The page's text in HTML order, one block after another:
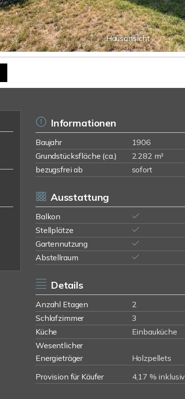
Hausansicht
Informationen
Baujahr 1906
Grundstücksfläche (ca.)
2.282 m²
bezugsfrei ab
sofort
Ausstattung
Balkon
Stellplätze
Gartennutzung
Abstellraum
Details
Anzahl Etagen 2
Schlafzimmer
3
Küche
Einbauküche
Wesentlicher
Energieträger
Holzpellets
Provision für Käufer
4,17 %